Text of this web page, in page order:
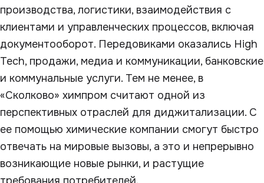
производства, логистики, взаимодействия с
клиентами и управленческих процессов, включая
документооборот. Передовиками оказались High
Tech, продажи, медиа и коммуникации, банковские
и коммунальные услуги. Тем не менее, в
«Сколково» химпром считают одной из
перспективных отраслей для диджитализации. С
ее помощью химические компании смогут быстро
отвечать на мировые вызовы, а это и непрерывно
возникающие новые рынки, и растущие